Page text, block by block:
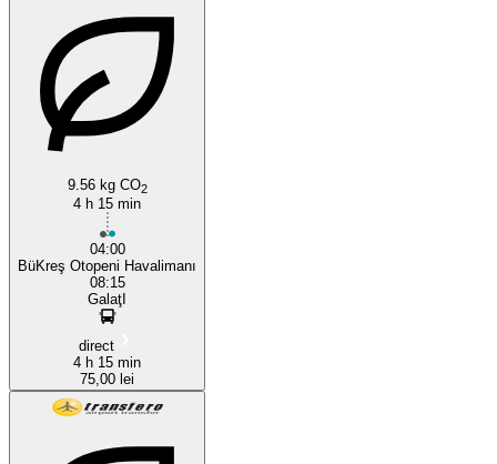
9.56 kg CO2
4 h 15 min
04:00
BüKreş Otopeni Havalimanı
08:15
GalaţI
direct
4 h 15 min
75,00 lei